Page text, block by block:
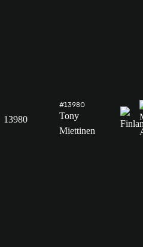
13980
#13980
Tony
Miettinen